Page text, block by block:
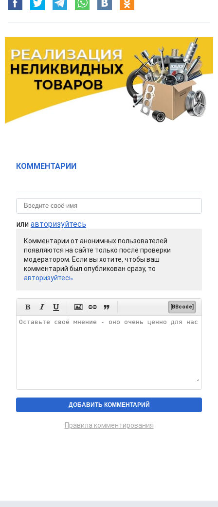
КОММЕНТАРИИ
или авторизуйтесь
Комментарии от анонимных пользователей
появляются на сайте только после проверки
модератором. Если вы хотите, чтобы ваш
комментарий был опубликован сразу, то
авторизуйтесь
      [BBcode]
Правила комментирования